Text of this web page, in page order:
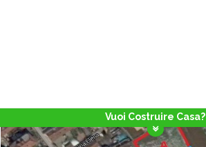
Vuoi Costruire Casa?